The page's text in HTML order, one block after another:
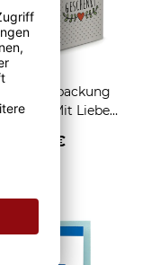
- Mit Liebe
2,95 €